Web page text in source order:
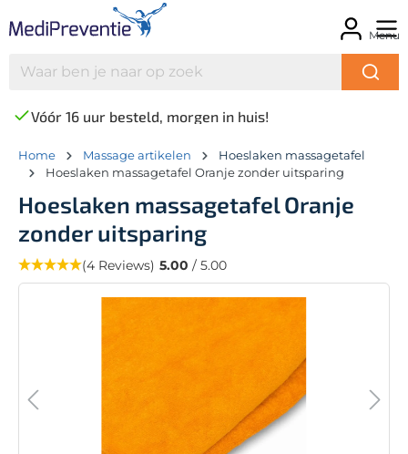
Menu
Vóór 16 uur besteld, morgen in huis!
Home Massage artikelen
Hoeslaken massagetafel
Hoeslaken massagetafel Oranje zonder uitsparing
Hoeslaken massagetafel Oranje
zonder uitsparing
(4 Reviews) 5.00 / 5.00